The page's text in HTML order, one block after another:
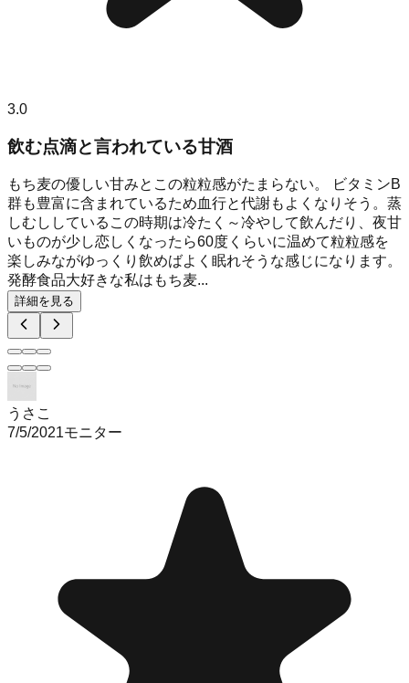
3.0
飲む点滴と言われている甘酒
もち麦の優しい甘みとこの粒粒感がたまらない。 ビタミンB
群も豊富に含まれているため血行と代謝もよくなりそう。蒸
しむししているこの時期は冷たく～冷やして飲んだり、夜甘
いものが少し恋しくなったら60度くらいに温めて粒粒感を
楽しみながゆっくり飲めばよく眠れそうな感じになります。
発酵食品大好きな私はもち麦...
詳細を見る
うさこ
7/5/2021モニター